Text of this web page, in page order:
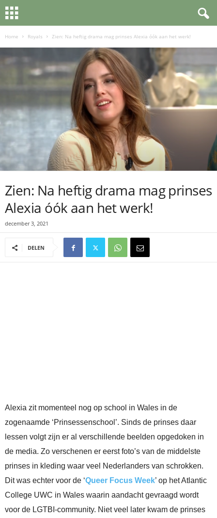
Home Royals Zien: Na heftig drama mag prinses Alexia óók aan het werk!
Zien: Na heftig drama mag prinses
Alexia óók aan het werk!
december 3, 2021
DELEN
Alexia zit momenteel nog op school in Wales in de
zogenaamde ‘Prinsessenschool’. Sinds de prinses daar
lessen volgt zijn er al verschillende beelden opgedoken in
de media. Zo verschenen er eerst foto’s van de middelste
prinses in kleding waar veel Nederlanders van schrokken.
Dit was echter voor de ‘Queer Focus Week’ op het Atlantic
College UWC in Wales waarin aandacht gevraagd wordt
voor de LGTBI-community. Niet veel later kwam de prinses